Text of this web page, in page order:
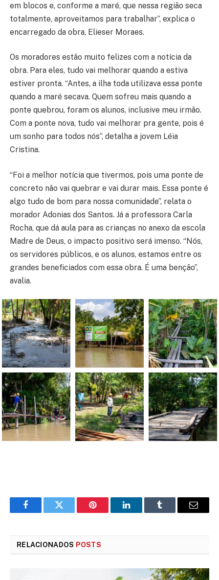
em blocos e, conforme a maré, que nessa região seca
totalmente, aproveitamos para trabalhar”, explica o
encarregado da obra, Elieser Moraes.
Os moradores estão muito felizes com a notícia da
obra. Para eles, tudo vai melhorar quando a estiva
estiver pronta. “Antes, a ilha toda utilizava essa ponte
quando a maré secava. Quem sofreu mais quando a
ponte quebrou, foram os alunos, inclusive meu irmão.
Com a ponte nova, tudo vai melhorar pra gente, pois é
um sonho para todos nós”, detalha a jovem Léia
Cristina.
“Foi a melhor notícia que tivermos, pois uma ponte de
concreto não vai quebrar e vai durar mais. Essa ponte é
algo tudo de bom para nossa comunidade”, relata o
morador Adonias dos Santos. Já a professora Carla
Rocha, que dá aula para as crianças no anexo da escola
Madre de Deus, o impacto positivo será imenso. “Nós,
os servidores públicos, e os alunos, estamos entre os
grandes beneficiados com essa obra. É uma benção”,
avalia.
FacebookTwitter Pinterest LinkedInTumblr
E-
RELACIONADOS POSTS